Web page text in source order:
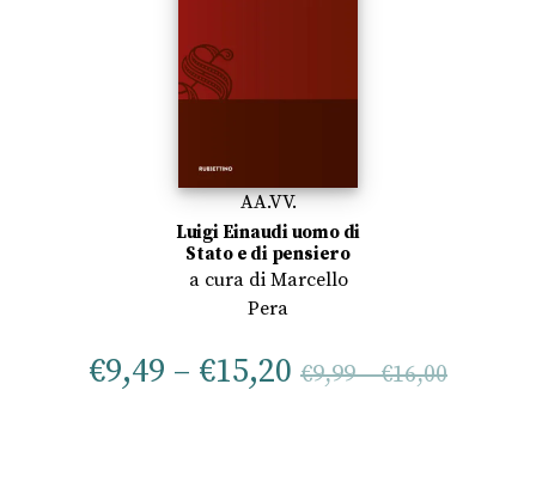
AA.VV.
Luigi Einaudi uomo di
Stato e di pensiero
a cura di Marcello
Pera
€9,49 – €15,20 €9,99–€16,00